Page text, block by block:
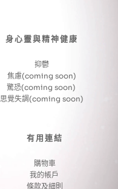
身心靈與精神健康
抑鬱
焦慮(coming soon)
驚恐(coming soon)
思覺失調(coming soon)
有用連結
購物車
我的帳戶
條款及細則